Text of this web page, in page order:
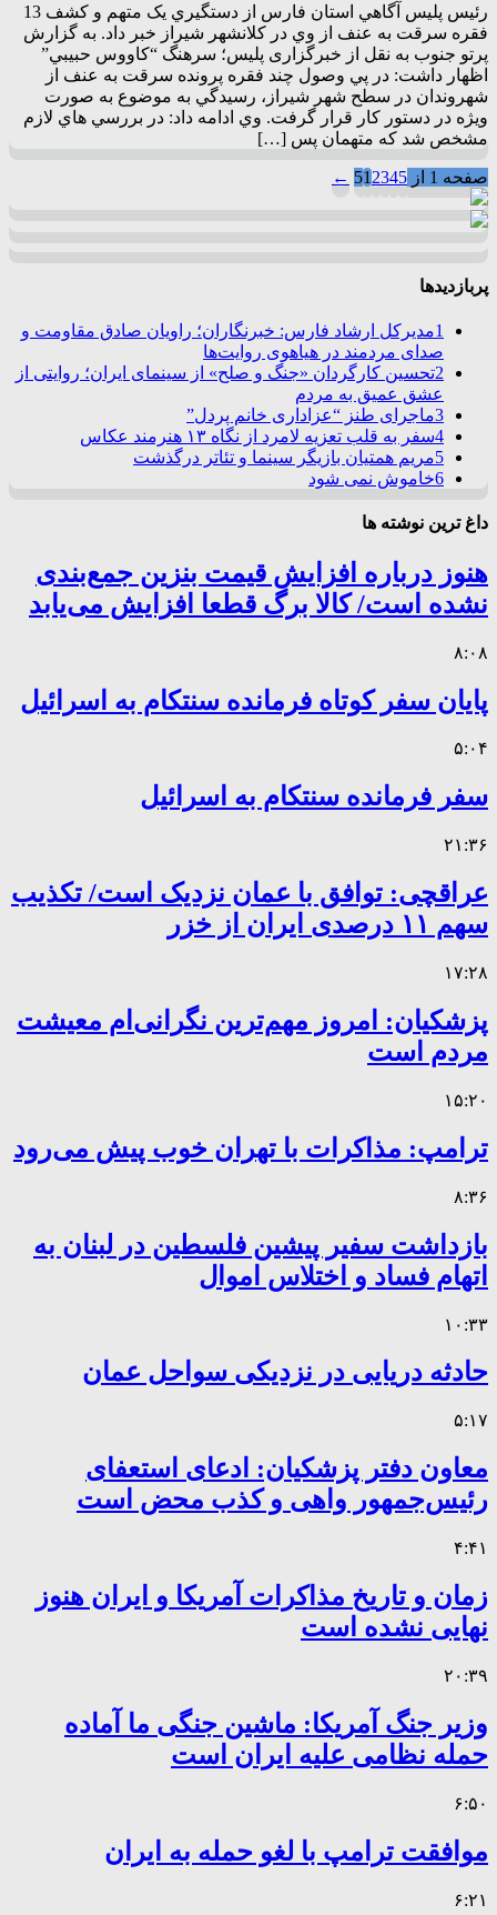
رئيس پليس آگاهي استان فارس از دستگيري يک متهم و کشف 13
فقره سرقت به عنف از وي در کلانشهر شيراز خبر داد. به گزارش
پرتو جنوب به نقل از خبرگزاری پلیس؛ سرهنگ “کاووس حبيبي”
اظهار داشت: در پي وصول چند فقره پرونده سرقت به عنف از
شهروندان در سطح شهر شيراز، رسيدگي به موضوع به صورت
ويژه در دستور کار قرار گرفت. وي ادامه داد: در بررسي هاي لازم
مشخص شد که متهمان پس […]
صفحه 1 از 5 12345
←
پربازدیدها
1مدیرکل ارشاد فارس: خبرنگاران؛ راویان صادق مقاومت و
صدای مردمند در هیاهوی روایت‌ها
2تحسین کارگردان «جنگ و صلح» از سینمای ایران؛ روایتی از
عشق عمیق به مردم
3ماجرای طنز “عزاداری خانم پردل”
4سفر به قلب تعزیه لامرد از نگاه ۱۳ هنرمند عکاس
5مریم همتیان بازیگر سینما و تئاتر درگذشت
6خاموش نمی شود
داغ ترین نوشته ها
هنوز درباره افزایش قیمت بنزین جمع‌بندی
نشده است/ کالا برگ قطعا افزایش می‌یابد
۸:۰۸
پایان سفر کوتاه فرمانده سنتکام به اسرائیل
۵:۰۴
سفر فرمانده سنتکام به اسرائیل
۲۱:۳۶
عراقچی: توافق با عمان نزدیک است/ تکذیب
سهم ۱۱ درصدی ایران از خزر
۱۷:۲۸
پزشکیان: امروز مهم‌ترین نگرانی‌ام معیشت
مردم است
۱۵:۲۰
ترامپ: مذاکرات با تهران خوب پیش می‌رود
۸:۳۶
بازداشت سفیر پیشین فلسطین در لبنان به
اتهام فساد و اختلاس اموال
۱۰:۳۳
حادثه دریایی در نزدیکی سواحل عمان
۵:۱۷
معاون دفتر پزشکیان: ادعای استعفای
رئیس‌جمهور واهی و کذب محض است
۴:۴۱
زمان و تاریخ مذاکرات آمریکا و ایران هنوز
نهایی نشده است
۲۰:۳۹
وزیر جنگ آمریکا: ماشین جنگی ما آماده
حمله نظامی علیه ایران است
۶:۵۰
موافقت ترامپ با لغو حمله به ایران
۶:۲۱